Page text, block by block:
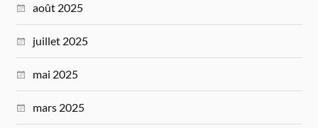
août 2025
juillet 2025
mai 2025
mars 2025